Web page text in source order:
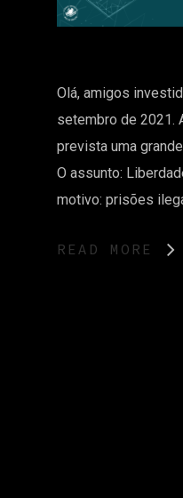
Olá, amigos
setembro de 2021.
prevista uma
O assunto:
motivo: prisões
READ MORE